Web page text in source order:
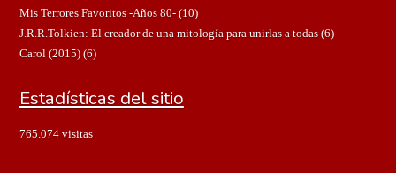
Mis Terrores Favoritos -Años 80-(10)
J.R.R.Tolkien: El creador de una mitología para unirlas a todas(6)
Carol (2015)(6)
Estadísticas del sitio
765.074 visitas